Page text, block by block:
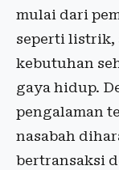
mulai dari
seperti listrik,
kebutuhan
gaya hidup.
pengalaman
nasabah
bertransaksi